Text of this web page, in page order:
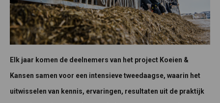
Elk jaar komen de deelnemers van het project Koeien &
Kansen samen voor een intensieve tweedaagse, waarin het
uitwisselen van kennis, ervaringen, resultaten uit de praktijk